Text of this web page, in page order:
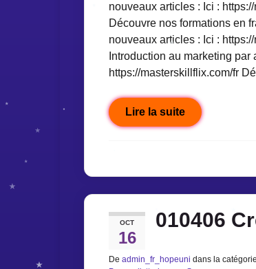
nouveaux articles : Ici :
Découvre nos formations en
nouveaux articles : Ici :
Introduction au marketing
https://masterskillflix.com/fr
Lire la suite
OCT
16
010406
De admin_fr_hopeuni dans la catégorie